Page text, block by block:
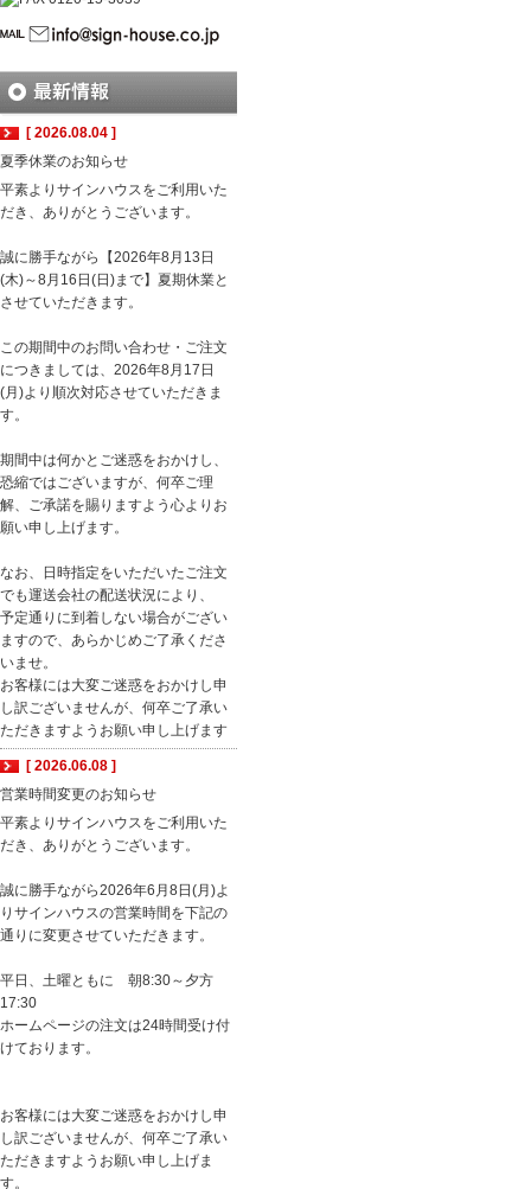
[ 2026.08.04 ]
夏季休業のお知らせ
平素よりサインハウスをご利用いた
だき、ありがとうございます。
誠に勝手ながら【2026年8月13日
(木)～8月16日(日)まで】夏期休業と
させていただきます。
この期間中のお問い合わせ・ご注文
につきましては、2026年8月17日
(月)より順次対応させていただきま
す。
期間中は何かとご迷惑をおかけし、
恐縮ではございますが、何卒ご理
解、ご承諾を賜りますよう心よりお
願い申し上げます。
なお、日時指定をいただいたご注文
でも運送会社の配送状況により、
予定通りに到着しない場合がござい
ますので、あらかじめご了承くださ
いませ。
お客様には大変ご迷惑をおかけし申
し訳ございませんが、何卒ご了承い
ただきますようお願い申し上げます
[ 2026.06.08 ]
営業時間変更のお知らせ
平素よりサインハウスをご利用いた
だき、ありがとうございます。
誠に勝手ながら2026年6月8日(月)よ
りサインハウスの営業時間を下記の
通りに変更させていただきます。
平日、土曜ともに 朝8:30～夕方
17:30
ホームページの注文は24時間受け付
けております。
お客様には大変ご迷惑をおかけし申
し訳ございませんが、何卒ご了承い
ただきますようお願い申し上げま
す。